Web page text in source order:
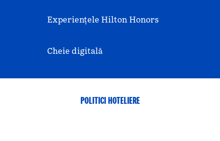
Experiențele Hilton Honors
Cheie digitală
POLITICI HOTELIERE